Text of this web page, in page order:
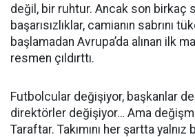
değil, bir ruhtur. Ancak son birkaç
başarısızlıklar, camianın sabrını
başlamadan Avrupa’da alınan ilk
resmen çıldırttı.
Futbolcular değişiyor, başkanlar
direktörler değişiyor… Ama
Taraftar. Takımını her şartta yalnız